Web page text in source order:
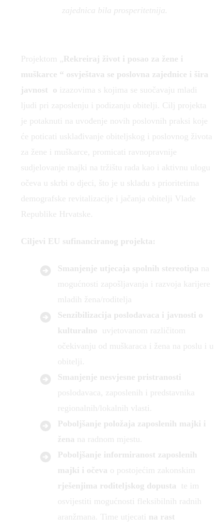
zajednica bila prosperitetnija.
Projektom „Rekreiraj život i posao za žene i
muškarce “ osvještava se poslovna zajednice i šira
javnost o izazovima s kojima se suočavaju mladi
ljudi pri zaposlenju i podizanju obitelji. Cilj projekta
je potaknuti na uvođenje novih poslovnih praksi koje
će poticati usklađivanje obiteljskog i poslovnog života
za žene i muškarce, promicati ravnopravnije
sudjelovanje majki na tržištu rada kao i aktivnu ulogu
očeva u skrbi o djeci, što je u skladu s prioritetima
demografske revitalizacije i jačanja obitelji Vlade
Republike Hrvatske.
Ciljevi EU sufinanciranog projekta:
Smanjenje utjecaja spolnih stereotipa na
mogućnosti zapošljavanja i razvoja karijere
mladih žena/roditelja
Senzibilizacija poslodavaca i javnosti o
kulturalno uvjetovanom različitom
očekivanju od muškaraca i žena na poslu i u
obitelji.
Smanjenje nesvjesne pristranosti
poslodavaca, zaposlenih i predstavnika
regionalnih/lokalnih vlasti.
Poboljšanje položaja zaposlenih majki i
žena na radnom mjestu.
Poboljšanje informiranost zaposlenih
majki i očeva o postojećim zakonskim
rješenjima roditeljskog dopusta
te im
osvijestiti mogućnosti fleksibilnih radnih
aranžmana. Time utjecati na rast